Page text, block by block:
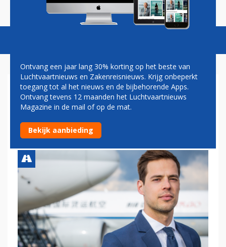
Magazine Podcasts Vacatures
HAARLEMMERMEER:
GELUIDSADAPTIEF BOUWEN
BIJ SCHIPHOL BIEDT KANSEN
Ontvang een jaar lang 30% korting op het beste van
Luchtvaartnieuws en Zakenreisnieuws. Krijg onbeperkt
toegang tot al het nieuws en de bijbehorende Apps.
Ontvang tevens 12 maanden het Luchtvaartnieuws
Magazine in de mail of op de mat.
Bekijk aanbieding